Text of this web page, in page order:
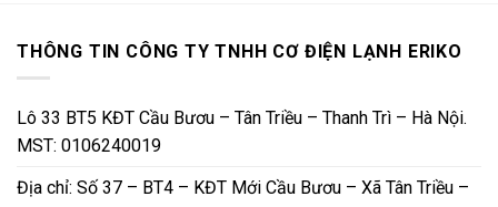
THÔNG TIN CÔNG TY TNHH CƠ ĐIỆN LẠNH ERIKO
Lô 33 BT5 KĐT Cầu Bươu – Tân Triều – Thanh Trì – Hà Nội.
MST: 0106240019
Địa chỉ: Số 37 – BT4 – KĐT Mới Cầu Bươu – Xã Tân Triều –